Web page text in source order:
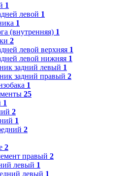
1
левой 1
1
(внутренняя) 1
2
левой верхняя 1
левой нижняя 1
задний левый 1
задний правый 2
1
25
1
2
1
2
2
правый 2
левый 1
левый 1